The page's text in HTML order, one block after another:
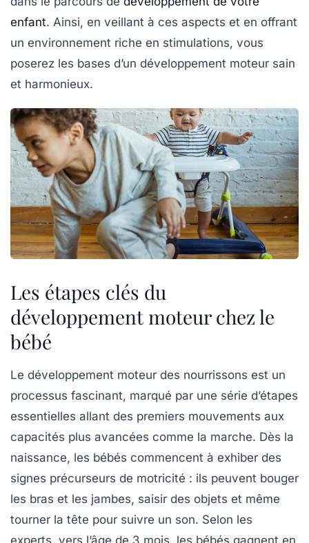
enfant. Ainsi, en veillant à ces aspects et en offrant
un environnement riche en stimulations, vous
poserez les bases d’un développement moteur sain
et harmonieux.
Les étapes clés du
développement moteur chez le
bébé
Le développement moteur des nourrissons est un
processus fascinant, marqué par une série d’étapes
essentielles allant des premiers mouvements aux
capacités plus avancées comme la marche. Dès la
naissance, les bébés commencent à exhiber des
signes précurseurs de motricité : ils peuvent bouger
les bras et les jambes, saisir des objets et même
tourner la tête pour suivre un son. Selon les
experts, vers l’âge de 3 mois, les bébés gagnent en